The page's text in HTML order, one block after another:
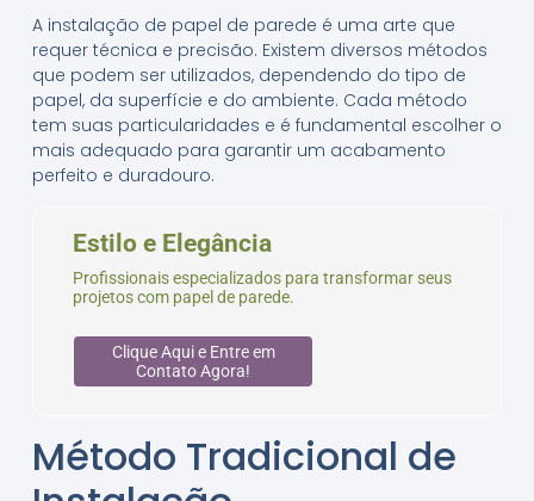
A instalação de papel de parede é uma arte que
requer técnica e precisão. Existem diversos métodos
que podem ser utilizados, dependendo do tipo de
papel, da superfície e do ambiente. Cada método
tem suas particularidades e é fundamental escolher o
mais adequado para garantir um acabamento
perfeito e duradouro.
Estilo e Elegância
Profissionais especializados para transformar seus
projetos com papel de parede.
Clique Aqui e Entre em
Contato Agora!
Método Tradicional de